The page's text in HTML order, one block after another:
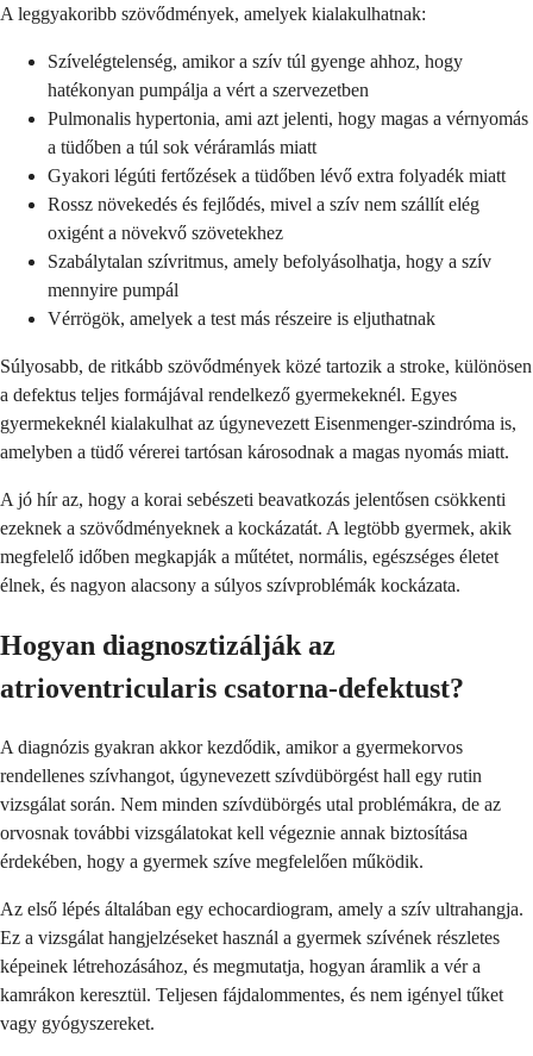
A leggyakoribb szövődmények, amelyek kialakulhatnak:
Szívelégtelenség, amikor a szív túl gyenge ahhoz, hogy
hatékonyan pumpálja a vért a szervezetben
Pulmonalis hypertonia, ami azt jelenti, hogy magas a vérnyomás
a tüdőben a túl sok véráramlás miatt
Gyakori légúti fertőzések a tüdőben lévő extra folyadék miatt
Rossz növekedés és fejlődés, mivel a szív nem szállít elég
oxigént a növekvő szövetekhez
Szabálytalan szívritmus, amely befolyásolhatja, hogy a szív
mennyire pumpál
Vérrögök, amelyek a test más részeire is eljuthatnak
Súlyosabb, de ritkább szövődmények közé tartozik a stroke, különösen
a defektus teljes formájával rendelkező gyermekeknél. Egyes
gyermekeknél kialakulhat az úgynevezett Eisenmenger-szindróma is,
amelyben a tüdő vérerei tartósan károsodnak a magas nyomás miatt.
A jó hír az, hogy a korai sebészeti beavatkozás jelentősen csökkenti
ezeknek a szövődményeknek a kockázatát. A legtöbb gyermek, akik
megfelelő időben megkapják a műtétet, normális, egészséges életet
élnek, és nagyon alacsony a súlyos szívproblémák kockázata.
Hogyan diagnosztizálják az
atrioventricularis csatorna-defektust?
A diagnózis gyakran akkor kezdődik, amikor a gyermekorvos
rendellenes szívhangot, úgynevezett szívdübörgést hall egy rutin
vizsgálat során. Nem minden szívdübörgés utal problémákra, de az
orvosnak további vizsgálatokat kell végeznie annak biztosítása
érdekében, hogy a gyermek szíve megfelelően működik.
Az első lépés általában egy echocardiogram, amely a szív ultrahangja.
Ez a vizsgálat hangjelzéseket használ a gyermek szívének részletes
képeinek létrehozásához, és megmutatja, hogyan áramlik a vér a
kamrákon keresztül. Teljesen fájdalommentes, és nem igényel tűket
vagy gyógyszereket.